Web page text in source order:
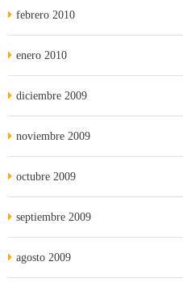
febrero 2010
enero 2010
diciembre 2009
noviembre 2009
octubre 2009
septiembre 2009
agosto 2009